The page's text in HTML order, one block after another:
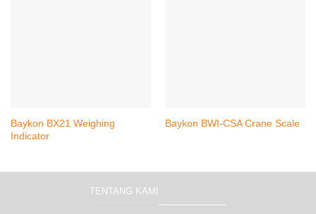
Baykon BX21 Weighing
Indicator
Baykon BWI-CSA Crane Scale
TENTANG KAMI